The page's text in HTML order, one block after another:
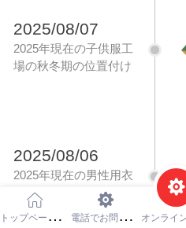
2025/08/07
2025年現在の子供服工
場の秋冬期の位置付け
2025/08/06
2025年現在の男性用衣
料工場の位置付けと発
展戦略 ト
ップページです 電
話でお問合せします。